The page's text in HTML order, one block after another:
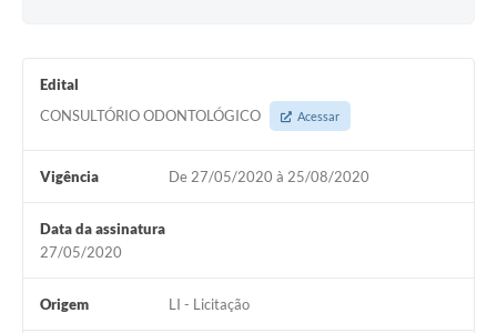
Edital
CONSULTÓRIO ODONTOLÓGICO
Acessar
Vigência De 27/05/2020 à 25/08/2020
Data da assinatura
27/05/2020
Origem LI - Licitação